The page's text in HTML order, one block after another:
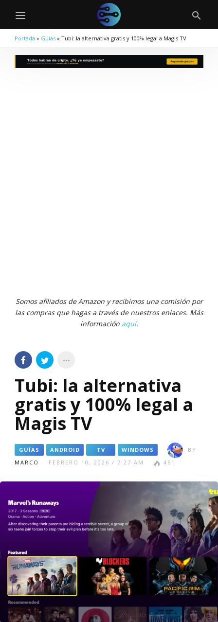
Portada » Guías » Tubi: la alternativa gratis y 100% legal a Magis TV
Somos afiliados de Amazon y recibimos una comisión por
las compras que hagas a través de nuestros enlaces. Más
información aquí.
Tubi: la alternativa
gratis y 100% legal a
Magis TV
GUÍAS ANDROID TV WINDOWS
BY
MARCO
FEBRERO 10, 2026 / 7:27 AM 461